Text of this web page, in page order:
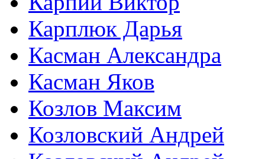
Карплюк Дарья
Касман Александра
Касман Яков
Козлов Максим
Козловский Андрей